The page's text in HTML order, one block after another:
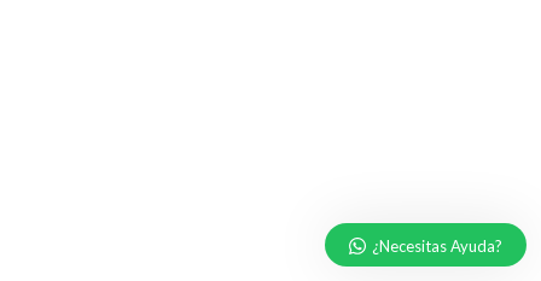
¿Necesitas Ayuda?